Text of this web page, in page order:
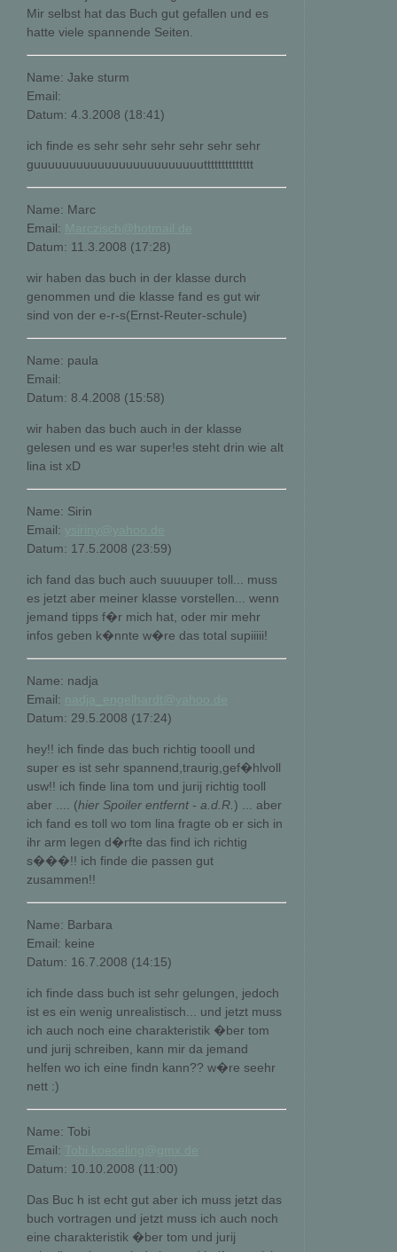
Mir selbst hat das Buch gut gefallen und es
hatte viele spannende Seiten.
Name: Jake sturm
Email:
Datum: 4.3.2008 (18:41)
ich finde es sehr sehr sehr sehr sehr sehr
guuuuuuuuuuuuuuuuuuuuuuuutttttttttttttt
Name: Marc
Email:
Datum: 11.3.2008 (17:28)
wir haben das buch in der klasse durch
genommen und die klasse fand es gut wir
sind von der e-r-s(Ernst-Reuter-schule)
Name: paula
Email:
Datum: 8.4.2008 (15:58)
wir haben das buch auch in der klasse
gelesen und es war super!es steht drin wie alt
lina ist xD
Name: Sirin
Email:
Datum: 17.5.2008 (23:59)
ich fand das buch auch suuuuper toll... muss
es jetzt aber meiner klasse vorstellen... wenn
jemand tipps f�r mich hat, oder mir mehr
infos geben k�nnte w�re das total supiiiii!
Name: nadja
Email:
Datum: 29.5.2008 (17:24)
hey!! ich finde das buch richtig toooll und
super es ist sehr spannend,traurig,gef�hlvoll
usw!! ich finde lina tom und jurij richtig tooll
aber .... (hier Spoiler entfernt - a.d.R. ) ... aber
ich fand es toll wo tom lina fragte ob er sich in
ihr arm legen d�rfte das find ich richtig
s���!! ich finde die passen gut
zusammen!!
Name: Barbara
Email: keine
Datum: 16.7.2008 (14:15)
ich finde dass buch ist sehr gelungen, jedoch
ist es ein wenig unrealistisch... und jetzt muss
ich auch noch eine charakteristik �ber tom
und jurij schreiben, kann mir da jemand
helfen wo ich eine findn kann?? w�re seehr
nett :)
Name: Tobi
Email:
Datum: 10.10.2008 (11:00)
Das Buc h ist echt gut aber ich muss jetzt das
buch vortragen und jetzt muss ich auch noch
eine charakteristik �ber tom und jurij